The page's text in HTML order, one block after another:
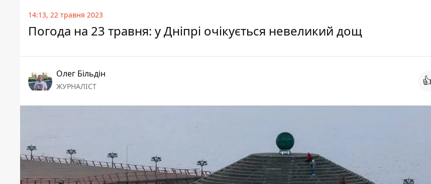
14:13, 22 травня 2023
Погода на 23 травня: у Дніпрі очікується невеликий дощ
Олег Більдін
ЖУРНАЛІСТ